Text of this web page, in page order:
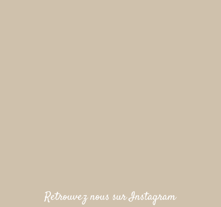
Retrouvez nous sur Instagram